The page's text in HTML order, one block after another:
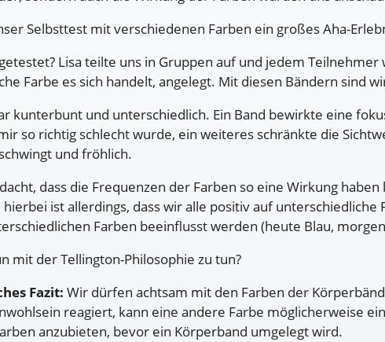
Selbsttest mit verschiedenen Farben ein großes Aha-
Lisa teilte uns in Gruppen auf und jedem
Farbe es sich handelt, angelegt. Mit diesen Bändern sind
kunterbunt und unterschiedlich. Ein Band bewirkte eine
so richtig schlecht wurde, ein weiteres schränkte die
und fröhlich.
dass die Frequenzen der Farben so eine Wirkung
hierbei ist allerdings, dass wir alle positiv auf
Farben beeinflusst werden (heute Blau,
mit der Tellington-Philosophie zu tun?
Fazit: Wir dürfen achtsam mit den Farben der
reagiert, kann eine andere Farbe möglicherweise
anzubieten, bevor ein Körperband umgelegt wird.